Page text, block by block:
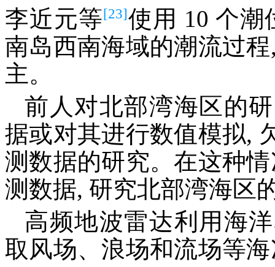
李近元等[23]使用 10 个潮
南岛西南海域的潮流过
主。
前人对北部湾海区的
据或对其进行数值模拟,
测数据的研究。在这种
测数据, 研究北部湾海区
高频地波雷达利用海
取风场、浪场和流场等